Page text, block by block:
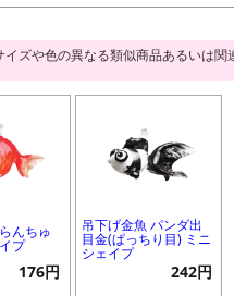
イズや色の異なる類似商品あるいは関
んちゅ
プ
176円
吊下げ金魚 パンダ出
目金(ぱっちり目) ミニ
シェイプ
242円